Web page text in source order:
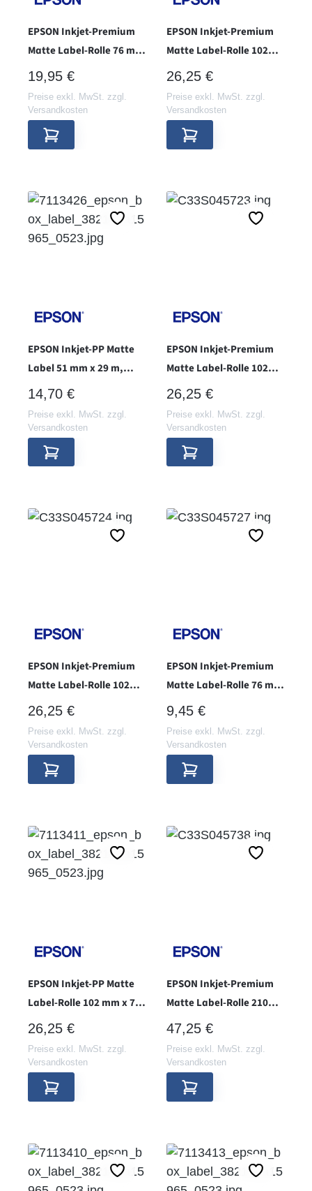
EPSON Inkjet-Premium
Matte Label-Rolle 76 mm
x 51 mm - Hülse 76 -
REGULÄRER PREIS:
19,95 €
Preise exkl. MwSt. zzgl.
Versandkosten
EPSON Inkjet-Premium
Matte Label-Rolle 102
REGULÄRER PREIS:
26,25 €
Preise exkl. MwSt. zzgl.
Versandkosten
EPSON Inkjet-PP Matte
Label 51 mm x 29 m,
endlos - Hülse 38 -
REGULÄRER PREIS:
14,70 €
Preise exkl. MwSt. zzgl.
Versandkosten
EPSON Inkjet-Premium
Matte Label-Rolle 102
mm x 76 mm - Hülse 76 -
REGULÄRER PREIS:
26,25 €
Preise exkl. MwSt. zzgl.
Versandkosten
EPSON Inkjet-Premium
Matte Label-Rolle 102
mm x 152 mm - Hülse 76 -
REGULÄRER PREIS:
26,25 €
Preise exkl. MwSt. zzgl.
Versandkosten
EPSON Inkjet-Premium
Matte Label-Rolle 76 mm
x 51 mm - Hülse 38 -
REGULÄRER PREIS:
9,45 €
Preise exkl. MwSt. zzgl.
Versandkosten
EPSON Inkjet-PP Matte
Label-Rolle 102 mm x 76
mm - Hülse 38 -
REGULÄRER PREIS:
26,25 €
Preise exkl. MwSt. zzgl.
Versandkosten
EPSON Inkjet-Premium
Matte Label-Rolle 210
mm x 297 mm - Hülse 76 -
REGULÄRER PREIS:
47,25 €
Preise exkl. MwSt. zzgl.
Versandkosten